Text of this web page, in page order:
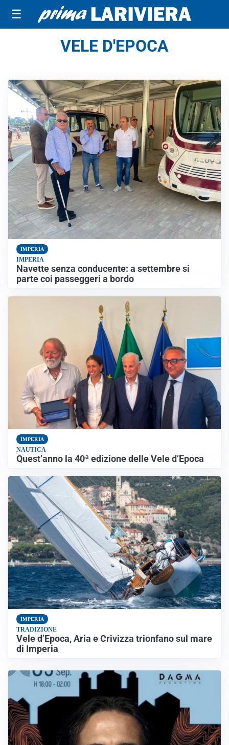
☰
VELE D'EPOCA
IMPERIA
IMPERIA
Navette senza conducente: a settembre si
parte coi passeggeri a bordo
IMPERIA
NAUTICA
Quest’anno la 40ª edizione delle Vele d’Epoca
IMPERIA
TRADIZIONE
Vele d’Epoca, Aria e Crivizza trionfano sul mare
di Imperia